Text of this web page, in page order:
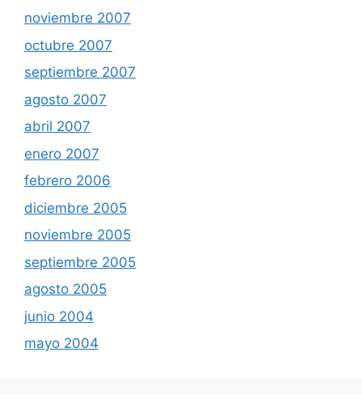
noviembre 2007
octubre 2007
septiembre 2007
agosto 2007
abril 2007
enero 2007
febrero 2006
diciembre 2005
noviembre 2005
septiembre 2005
agosto 2005
junio 2004
mayo 2004